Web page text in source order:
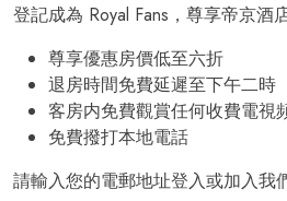
登記成為 Royal Fans，尊享帝京酒
尊享優惠房價低至六折
退房時間免費延遲至下午二時
客房内免費觀賞任何收費電視
免費撥打本地電話
請輸入您的電郵地址登入或加入我們